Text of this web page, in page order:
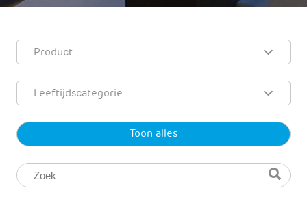
Product
Leeftijdscategorie
Toon alles